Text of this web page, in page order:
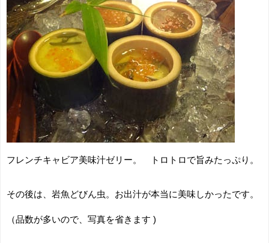
フレンチキャビア美味汁ゼリー。 トロトロで旨みたっぷり。
その後は、岩魚どびん虫。お出汁が本当に美味しかったです。
（品数が多いので、写真を省きます )